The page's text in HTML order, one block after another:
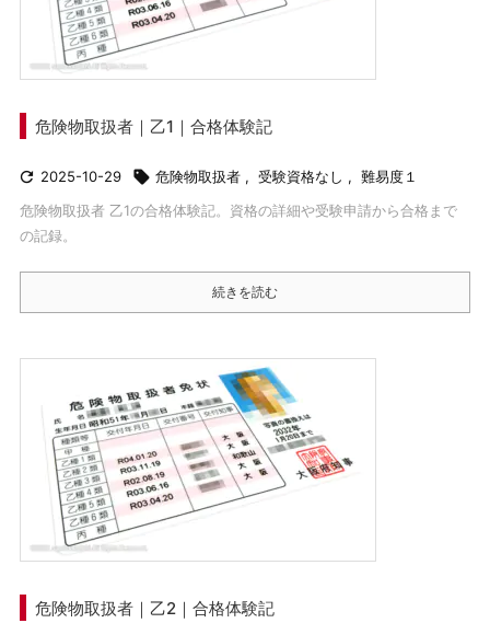
危険物取扱者｜乙1｜合格体験記
 2025-10-29  危険物取扱者 , 受験資格なし , 難易度１
危険物取扱者 乙1の合格体験記。資格の詳細や受験申請から合格まで
の記録。
続きを読む
危険物取扱者｜乙2｜合格体験記